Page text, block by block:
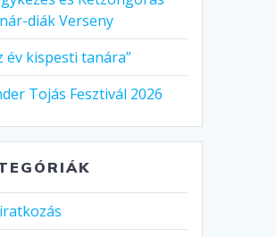
diák Verseny
év kispesti tanára”
Tojás Fesztivál 2026